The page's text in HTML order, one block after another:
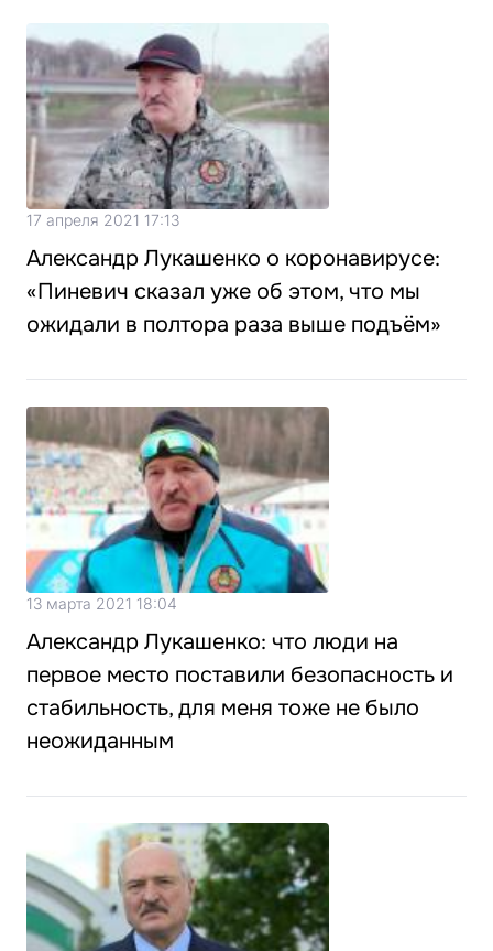
17 апреля 2021 17:13
Александр Лукашенко о коронавирусе:
«Пиневич сказал уже об этом, что мы
ожидали в полтора раза выше подъём»
13 марта 2021 18:04
Александр Лукашенко: что люди на
первое место поставили безопасность и
стабильность, для меня тоже не было
неожиданным